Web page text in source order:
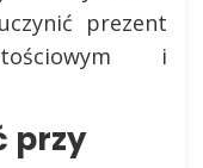
prezent
i
przy